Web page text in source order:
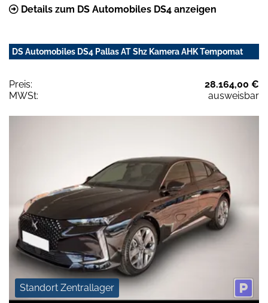
Details zum DS Automobiles DS4 anzeigen
DS Automobiles DS4 Pallas AT Shz Kamera AHK Tempomat
Preis:
28.164,00 €
MWSt:
ausweisbar
Standort Zentrallager